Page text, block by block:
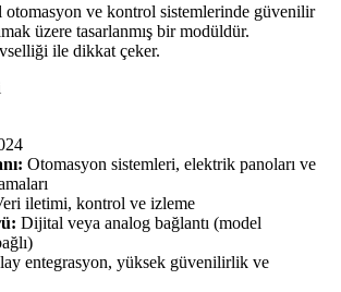
ve kontrol sistemlerinde güvenilir
üzere tasarlanmış bir modüldür.
ile dikkat çeker.
Otomasyon sistemleri, elektrik panoları ve
iletimi, kontrol ve izleme
Dijital veya analog bağlantı (model
entegrasyon, yüksek güvenilirlik ve